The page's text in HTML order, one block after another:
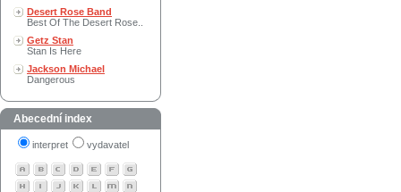
Desert Rose Band
Best Of The Desert Rose..
Getz Stan
Stan Is Here
Jackson Michael
Dangerous
Abecední index
interpret vydavatel